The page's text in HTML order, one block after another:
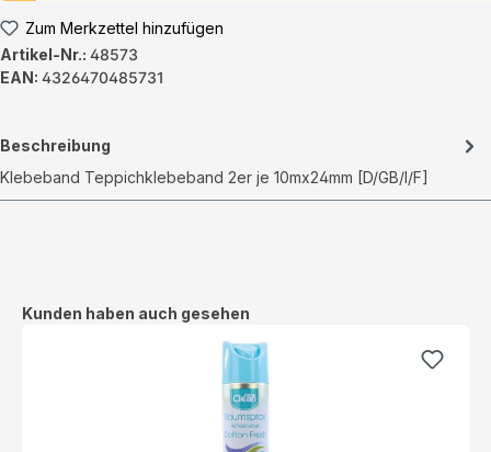
Zum Merkzettel hinzufügen
Artikel-Nr.: 48573
EAN: 4326470485731
Beschreibung
Klebeband Teppichklebeband 2er je 10mx24mm [D/GB/I/F]
Produktgalerie überspringen
Kunden haben auch gesehen